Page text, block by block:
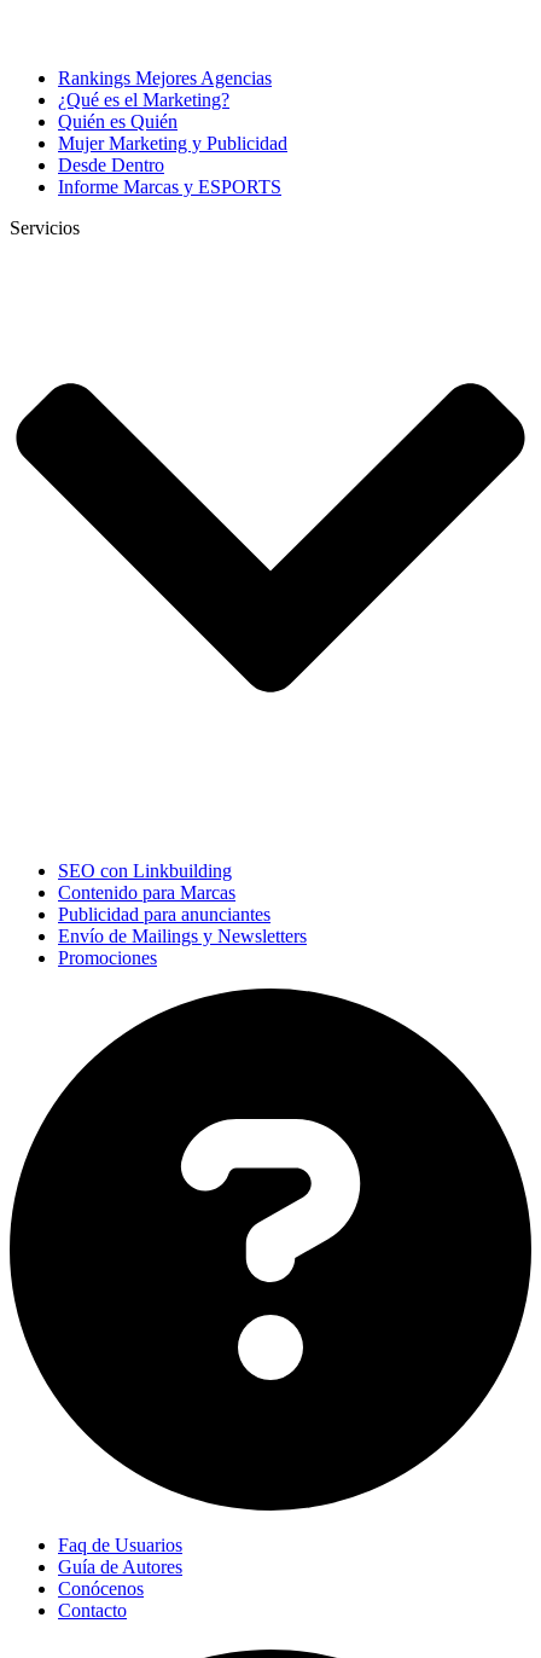
Rankings Mejores Agencias
¿Qué es el Marketing?
Quién es Quién
Mujer Marketing y Publicidad
Desde Dentro
Informe Marcas y ESPORTS
Servicios
SEO con Linkbuilding
Contenido para Marcas
Publicidad para anunciantes
Envío de Mailings y Newsletters
Promociones
Faq de Usuarios
Guía de Autores
Conócenos
Contacto